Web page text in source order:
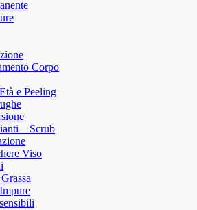
Corpo
e Peeling
– Scrub
Viso